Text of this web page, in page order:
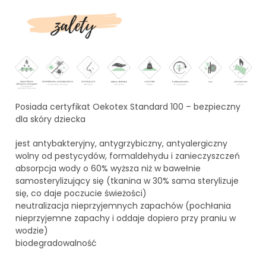
Posiada certyfikat Oekotex Standard 100 – bezpieczny
dla skóry dziecka
jest antybakteryjny, antygrzybiczny, antyalergiczny
wolny od pestycydów, formaldehydu i zanieczyszczeń
absorpcja wody o 60% wyższa niż w bawełnie
samosterylizujący się (tkanina w 30% sama sterylizuje
się, co daje poczucie świeżości)
neutralizacja nieprzyjemnych zapachów (pochłania
nieprzyjemne zapachy i oddaje dopiero przy praniu w
wodzie)
biodegradowalność